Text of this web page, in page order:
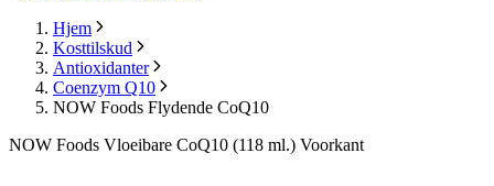
Hjem
Kosttilskud
Antioxidanter
Coenzym Q10
NOW Foods Flydende CoQ10
NOW Foods Vloeibare CoQ10 (118 ml.) Voorkant